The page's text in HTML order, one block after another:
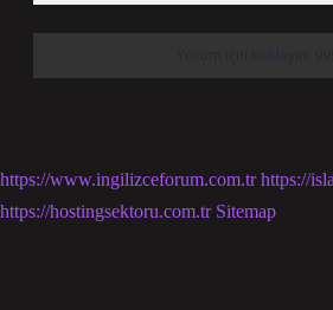
https://www.ingilizceforum.com.tr https://
https://hostingsektoru.com.tr Sitemap